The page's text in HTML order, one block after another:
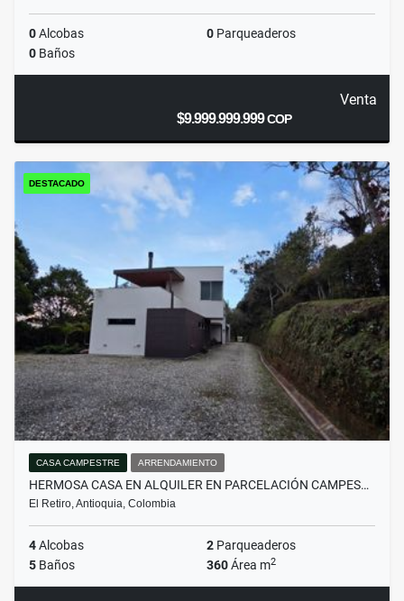
0Alcobas 0 Parqueaderos
0 Baños
Venta
$9.999.999.999COP
DESTACADO
CASA CAMPESTRE ARRENDAMIENTO
HERMOSA CASA EN ALQUILER EN PARCELACIÓN CAMPES…
El Retiro, Antioquia, Colombia
4Alcobas 2 Parqueaderos
5 Baños 360Área m2